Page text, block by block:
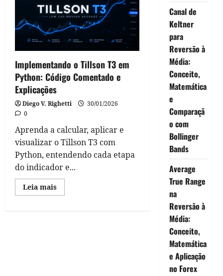
175
Milhões:
A
Estratégia
breakout
donchian
Implementando o Tillson T3 em
Python: Código Comentado e
Explicações
Diego V. Righetti
30/01/2026
0
Aprenda a calcular, aplicar e
visualizar o Tillson T3 com
Python, entendendo cada etapa
do indicador e...
Leia maisRead
more
Canal de
Keltner
para
Reversão à
Média:
Conceito,
Matemática
e
Comparaçã
o com
Bollinger
Bands
Average
True Range
na
Reversão à
Média:
Conceito,
Matemática
e Aplicação
no Forex